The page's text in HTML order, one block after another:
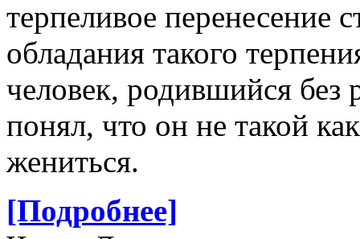
терпеливое
обладания такого
человек, родившийся без
понял, что он не такой
жениться.
[Подробнее]